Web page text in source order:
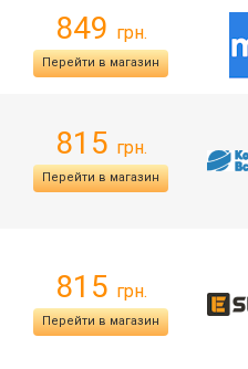
849 грн.
Перейти в магазин
815 грн.
Перейти в магазин
815 грн.
Перейти в магазин